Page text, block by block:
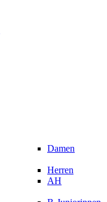
Damen
Herren
AH